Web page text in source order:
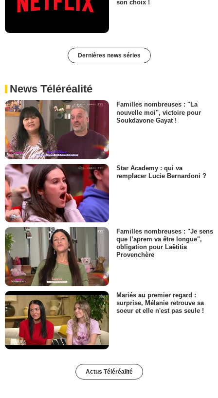
son choix !
Dernières news séries
News Téléréalité
Familles nombreuses : "La
nouvelle moi", victoire pour
Soukdavone Gayat !
Star Academy : qui va
remplacer Lucie Bernardoni ?
Familles nombreuses : "Je sens
que l’aprem va être longue",
obligation pour Laëtitia
Provenchère
Mariés au premier regard :
surprise, Mélanie retrouve sa
soeur et elle n'est pas seule !
Actus Téléréalité